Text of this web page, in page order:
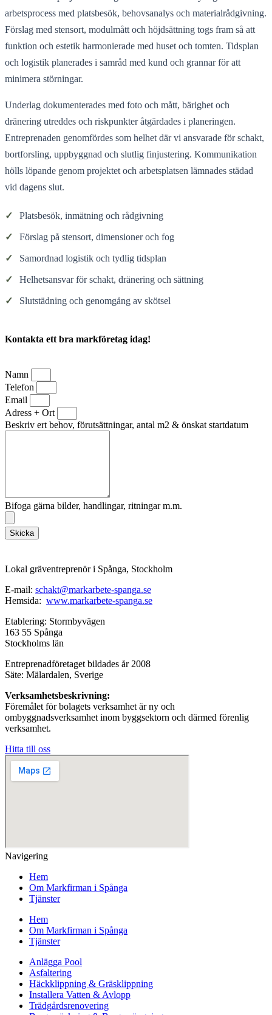
arbetsprocess med platsbesök, behovsanalys och materialrådgivning.
Förslag med stensort, modulmått och höjdsättning togs fram så att
funktion och estetik harmonierade med huset och tomten. Tidsplan
och logistik planerades i samråd med kund och grannar för att
minimera störningar.
Underlag dokumenterades med foto och mått, bärighet och
dränering utreddes och riskpunkter åtgärdades i planeringen.
Entreprenaden genomfördes som helhet där vi ansvarade för schakt,
bortforsling, uppbyggnad och slutlig finjustering. Kommunikation
hölls löpande genom projektet och arbetsplatsen lämnades städad
vid dagens slut.
✓ Platsbesök, inmätning och rådgivning
✓ Förslag på stensort, dimensioner och fog
✓ Samordnad logistik och tydlig tidsplan
✓ Helhetsansvar för schakt, dränering och sättning
✓ Slutstädning och genomgång av skötsel
Kontakta ett bra markföretag idag!
Namn
Telefon
Email
Adress + Ort
Beskriv ert behov, förutsättningar, antal m2 & önskat startdatum
Bifoga gärna bilder, handlingar, ritningar m.m.
Skicka
Lokal gräventreprenör i Spånga, Stockholm
E-mail: schakt@markarbete-spanga.se
Hemsida: www.markarbete-spanga.se
Etablering: Stormbyvägen
163 55 Spånga
Stockholms län
Entreprenadföretaget bildades år 2008
Säte: Mälardalen, Sverige
Verksamhetsbeskrivning:
Föremålet för bolagets verksamhet är ny och
ombyggnadsverksamhet inom byggsektorn och därmed förenlig
verksamhet.
Hitta till oss
Navigering
Hem
Om Markfirman i Spånga
Tjänster
Hem
Om Markfirman i Spånga
Tjänster
Anlägga Pool
Asfaltering
Häckklippning & Gräsklippning
Installera Vatten & Avlopp
Trädgårdsrenovering